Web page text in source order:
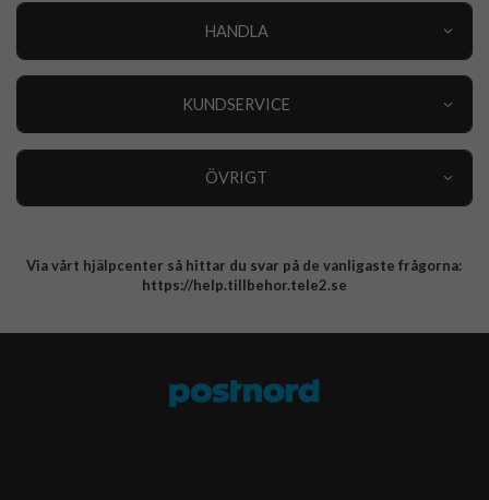
HANDLA
KUNDSERVICE
ÖVRIGT
Integritetspolicy
Via vårt hjälpcenter så hittar du svar på de vanligaste frågorna:
https://help.tillbehor.tele2.se